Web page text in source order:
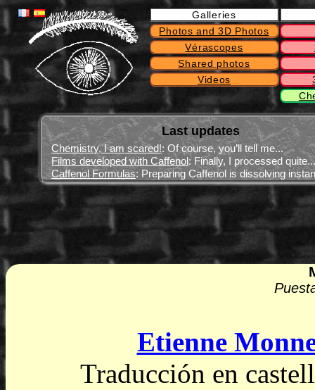
Galleries
Photos and 3D Photos
Vérascopes
Shared photos
Videos
Last updates
Chemistry, I am scared!: Of course, you’ll tell me...
Films developed with Caffenol : Finally, I processed
Caffenol Formulas: Preparing Caffenol is dissolving
Etienne
Traducción en